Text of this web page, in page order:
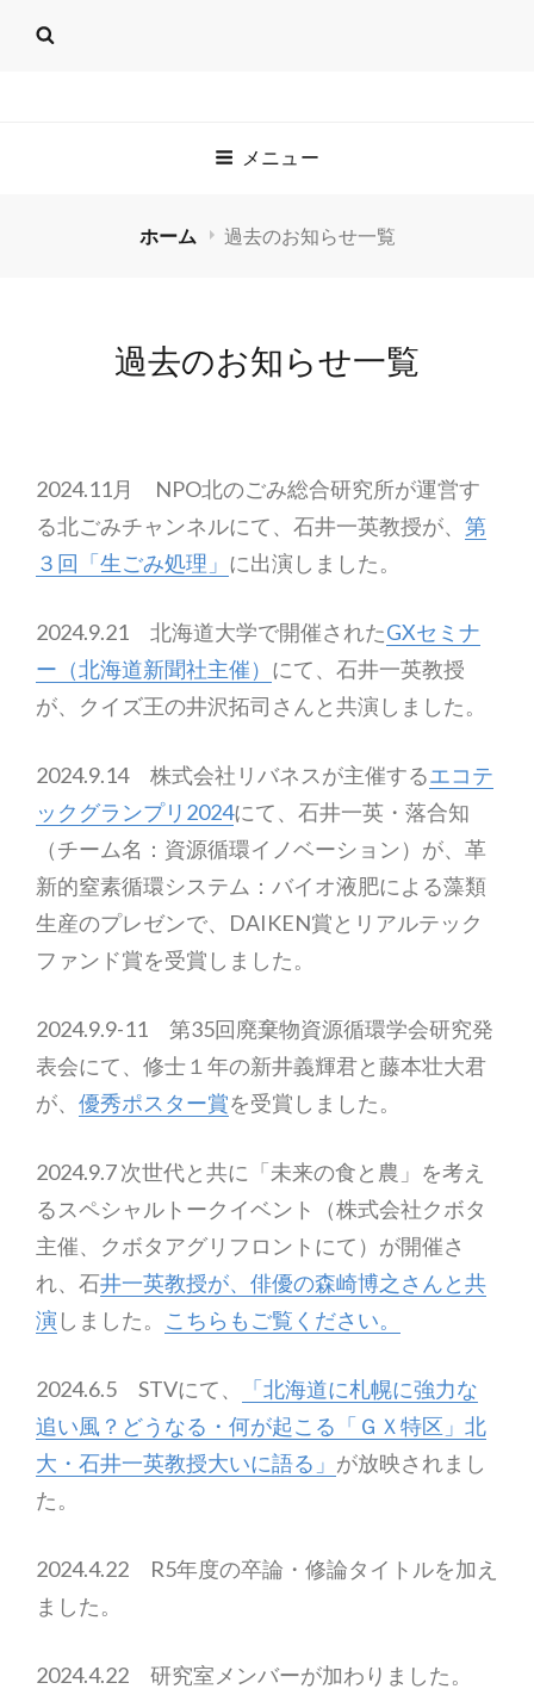
メニュー
ホーム 過去のお知らせ一覧
過去のお知らせ一覧
2024.11月 NPO北のごみ総合研究所が運営す
る北ごみチャンネルにて、石井一英教授が、 第
３回「生ごみ処理」 に出演しました。
2024.9.21 北海道大学で開催されたGXセミナ
ー（北海道新聞社主催） にて、石井一英教授
が、クイズ王の井沢拓司さんと共演しました。
2024.9.14 株式会社リバネスが主催するエコテ
ックグランプリ2024にて、石井一英・落合知
（チーム名：資源循環イノベーション）が、革
新的窒素循環システム：バイオ液肥による藻類
生産のプレゼンで、DAIKEN賞とリアルテック
ファンド賞を受賞しました。
2024.9.9-11 第35回廃棄物資源循環学会研究発
表会にて、修士１年の新井義輝君と藤本壮大君
が、 優秀ポスター賞を受賞しました。
2024.9.7 次世代と共に「未来の食と農」を考え
るスペシャルトークイベント（株式会社クボタ
主催、クボタアグリフロントにて）が開催さ
れ、石井一英教授が、俳優の森崎博之さんと共
演 しました。 こちらもご覧ください。
2024.6.5 STVにて、
「北海道に札幌に強力な
追い風？どうなる・何が起こる「ＧＸ特区」北
大・石井一英教授大いに語る」 が放映されまし
た。
2024.4.22 R5年度の卒論・修論タイトルを加え
ました。
2024.4.22 研究室メンバーが加わりました。